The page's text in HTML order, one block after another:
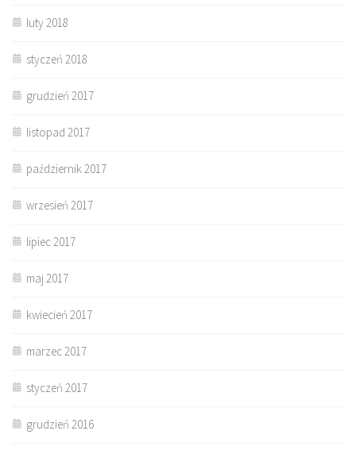
luty 2018
styczeń 2018
grudzień 2017
listopad 2017
październik 2017
wrzesień 2017
lipiec 2017
maj 2017
kwiecień 2017
marzec 2017
styczeń 2017
grudzień 2016